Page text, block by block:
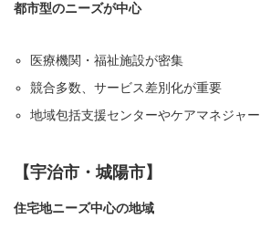
都市型のニーズが中心
医療機関・福祉施設が密集
競合多数、サービス差別化が重要
地域包括支援センターやケアマネジャ
【宇治市・城陽市】
住宅地ニーズ中心の地域